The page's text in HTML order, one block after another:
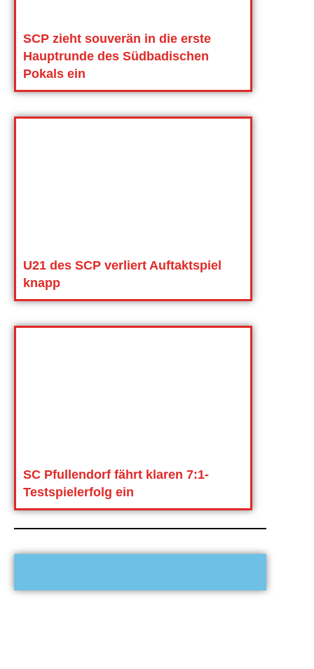
SCP zieht souverän in die erste
Hauptrunde des Südbadischen
Pokals ein
U21 des SCP verliert Auftaktspiel
knapp
SC Pfullendorf fährt klaren 7:1-
Testspielerfolg ein